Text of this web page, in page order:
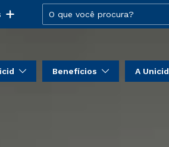
Benefícios A Unicid